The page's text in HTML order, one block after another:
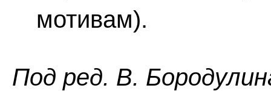
мотивам).
Пoд peд. B.